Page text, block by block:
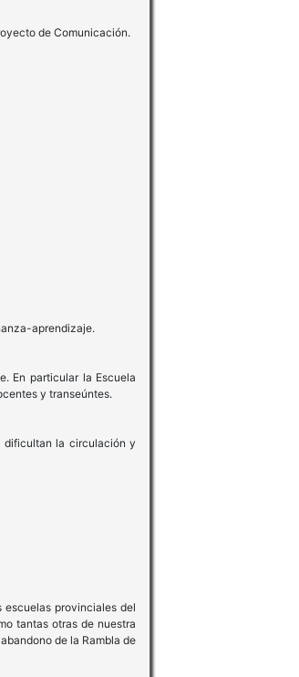
de Comunicación.
aprendizaje.
En particular la Escuela
y transeúntes.
la circulación y
provinciales del
tantas otras de nuestra
de la Rambla de